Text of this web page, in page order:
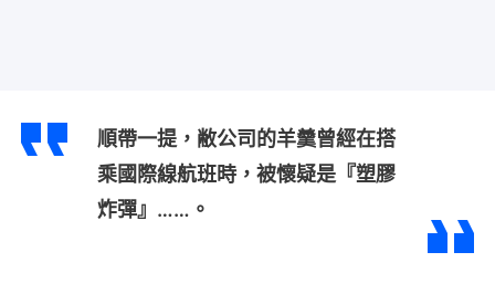
順帶一提，敝公司的羊羹曾經在搭
乘國際線航班時，被懷疑是『塑膠
炸彈』……。